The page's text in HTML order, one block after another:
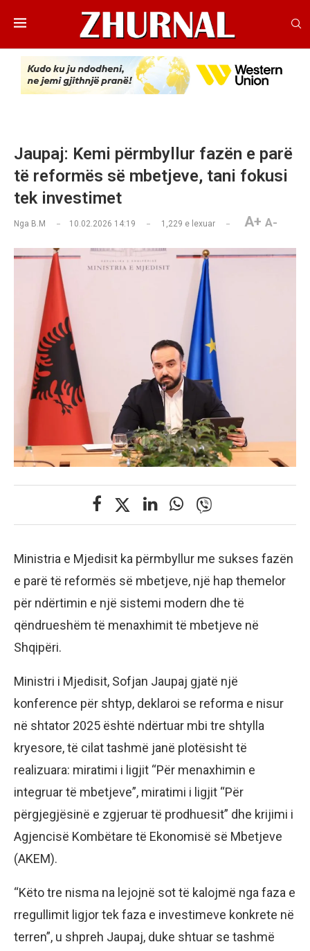
Jaupaj: Kemi përmbyllur fazën e parë
të reformës së mbetjeve, tani fokusi
tek investimet
Nga B.M 10.02.2026 14:19 1,229 e lexuar A+ A-
Ministria e Mjedisit ka përmbyllur me sukses fazën
e parë të reformës së mbetjeve, një hap themelor
për ndërtimin e një sistemi modern dhe të
qëndrueshëm të menaxhimit të mbetjeve në
Shqipëri.
Ministri i Mjedisit, Sofjan Jaupaj gjatë një
konference për shtyp, deklaroi se reforma e nisur
në shtator 2025 është ndërtuar mbi tre shtylla
kryesore, të cilat tashmë janë plotësisht të
realizuara: miratimi i ligjit “Për menaxhimin e
integruar të mbetjeve”, miratimi i ligjit “Për
përgjegjësinë e zgjeruar të prodhuesit” dhe krijimi i
Agjencisë Kombëtare të Ekonomisë së Mbetjeve
(AKEM).
“Këto tre nisma na lejojnë sot të kalojmë nga faza e
rregullimit ligjor tek faza e investimeve konkrete në
terren”, u shpreh Jaupaj, duke shtuar se tashmë